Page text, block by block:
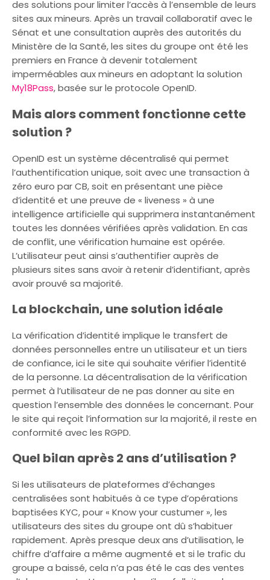
des solutions pour limiter l’accès à l’ensemble de leurs
sites aux mineurs. Après un travail collaboratif avec le
Sénat et une consultation auprès des autorités du
Ministère de la Santé, les sites du groupe ont été les
premiers en France à devenir totalement
imperméables aux mineurs en adoptant la solution
My18Pass, basée sur le protocole OpenID.
Mais alors comment fonctionne cette
solution ?
OpenID est un système décentralisé qui permet
l’authentification unique, soit avec une transaction à
zéro euro par CB, soit en présentant une pièce
d’identité et une preuve de « liveness » à une
intelligence artificielle qui supprimera instantanément
toutes les données vérifiées après validation. En cas
de conflit, une vérification humaine est opérée.
L’utilisateur peut ainsi s’authentifier auprès de
plusieurs sites sans avoir à retenir d’identifiant, après
avoir prouvé sa majorité.
La blockchain, une solution idéale
La vérification d’identité implique le transfert de
données personnelles entre un utilisateur et un tiers
de confiance, ici le site qui souhaite vérifier l’identité
de la personne. La décentralisation de la vérification
permet à l’utilisateur de ne pas donner au site en
question l’ensemble des données le concernant. Pour
le site qui reçoit l’information sur la majorité, il reste en
conformité avec les RGPD.
Quel bilan après 2 ans d’utilisation ?
Si les utilisateurs de plateformes d’échanges
centralisées sont habitués à ce type d’opérations
baptisées KYC, pour « Know your custumer », les
utilisateurs des sites du groupe ont dû s’habituer
rapidement. Après presque deux ans d’utilisation, le
chiffre d’affaire a même augmenté et si le trafic du
groupe a baissé, cela n’a pas été le cas des ventes